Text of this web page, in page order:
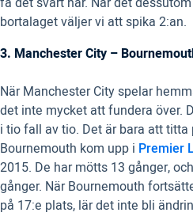
bortalaget väljer vi att spika 2:an.
3. Manchester City –
När Manchester City spelar
det inte mycket att fundera över.
i tio fall av tio. Det är bara att
Bournemouth kom upp i Premier
2015. De har mötts 13 gånger,
gånger. När Bournemouth
på 17:e plats, lär det inte bli